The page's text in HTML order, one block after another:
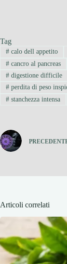
Tag
#calo dell appetito
#cancro al pancreas
#digestione difficile
#perdita di peso
#stanchezza intensa
Articoli correlati